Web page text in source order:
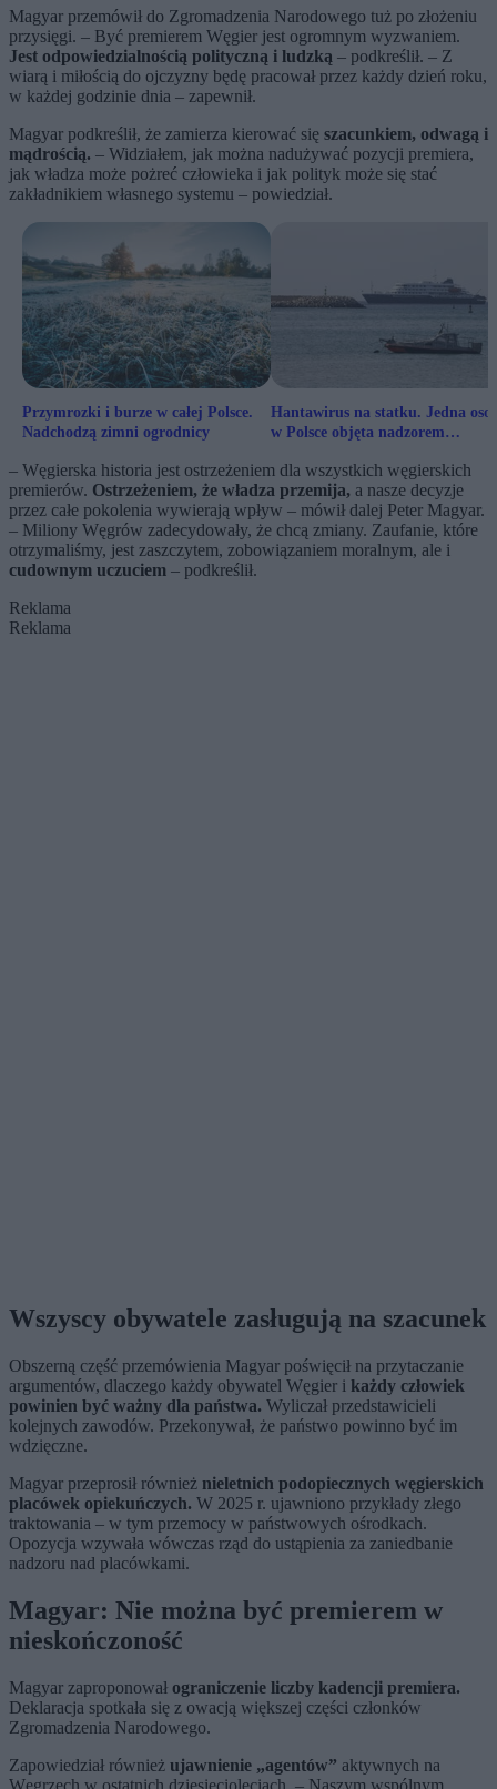
Magyar przemówił do Zgromadzenia Narodowego tuż po złożeniu
przysięgi. – Być premierem Węgier jest ogromnym wyzwaniem.
Jest odpowiedzialnością polityczną i ludzką – podkreślił. – Z
wiarą i miłością do ojczyzny będę pracował przez każdy dzień roku,
w każdej godzinie dnia – zapewnił.
Magyar podkreślił, że zamierza kierować się szacunkiem, odwagą i
mądrością. – Widziałem, jak można nadużywać pozycji premiera,
jak władza może pożreć człowieka i jak polityk może się stać
zakładnikiem własnego systemu – powiedział.
Przymrozki i burze w całej Polsce.
Nadchodzą zimni ogrodnicy
Hantawirus na statku. Jedna
w Polsce objęta nadzorem
– Węgierska historia jest ostrzeżeniem dla wszystkich węgierskich
premierów. Ostrzeżeniem, że władza przemija, a nasze decyzje
przez całe pokolenia wywierają wpływ – mówił dalej Peter Magyar.
– Miliony Węgrów zadecydowały, że chcą zmiany. Zaufanie, które
otrzymaliśmy, jest zaszczytem, zobowiązaniem moralnym, ale i
cudownym uczuciem – podkreślił.
Reklama
Reklama
Wszyscy obywatele zasługują na szacunek
Obszerną część przemówienia Magyar poświęcił na przytaczanie
argumentów, dlaczego każdy obywatel Węgier i każdy człowiek
powinien być ważny dla państwa. Wyliczał przedstawicieli
kolejnych zawodów. Przekonywał, że państwo powinno być im
wdzięczne.
Magyar przeprosił również nieletnich podopiecznych węgierskich
placówek opiekuńczych. W 2025 r. ujawniono przykłady złego
traktowania – w tym przemocy w państwowych ośrodkach.
Opozycja wzywała wówczas rząd do ustąpienia za zaniedbanie
nadzoru nad placówkami.
Magyar: Nie można być premierem w
nieskończoność
Magyar zaproponował ograniczenie liczby kadencji premiera.
Deklaracja spotkała się z owacją większej części członków
Zgromadzenia Narodowego.
Zapowiedział również ujawnienie „agentów” aktywnych na
Węgrzech w ostatnich dziesięcioleciach. – Naszym wspólnym